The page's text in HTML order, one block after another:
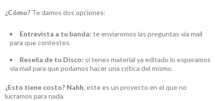
¿Cómo? Te damos dos opciones:
Entrevista a tu banda: te enviaremos las preguntas vía mail
para que contestes.
Reseña de tu Disco: si tenes material ya editado lo esperamos
vía mail para que podamos hacer una crítica del mismo.
¿Esto tiene costo? Nahh, este es un proyecto en el que no
lucramos para nada.